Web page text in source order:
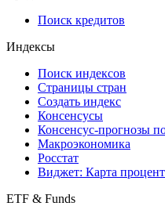
API каталог
Кредиты
Поиск кредитов
Индексы
Поиск индексов
Страницы стран
Создать индекс
Консенсусы
Макроэкономика